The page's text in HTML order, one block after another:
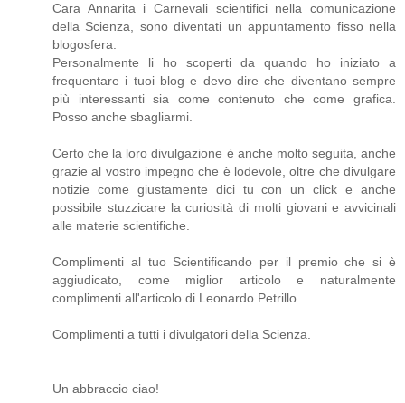
Cara Annarita i Carnevali scientifici nella comunicazione
della Scienza, sono diventati un appuntamento fisso nella
blogosfera.
Personalmente li ho scoperti da quando ho iniziato a
frequentare i tuoi blog e devo dire che diventano sempre
più interessanti sia come contenuto che come grafica.
Posso anche sbagliarmi.
Certo che la loro divulgazione è anche molto seguita, anche
grazie al vostro impegno che è lodevole, oltre che divulgare
notizie come giustamente dici tu con un click e anche
possibile stuzzicare la curiosità di molti giovani e avvicinali
alle materie scientifiche.
Complimenti al tuo Scientificando per il premio che si è
aggiudicato, come miglior articolo e naturalmente
complimenti all'articolo di Leonardo Petrillo.
Complimenti a tutti i divulgatori della Scienza.
Un abbraccio ciao!